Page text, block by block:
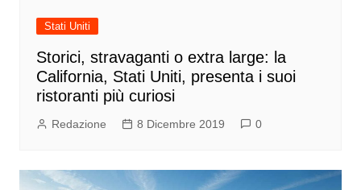
Stati Uniti
Storici, stravaganti o extra large: la
California, Stati Uniti, presenta i suoi
ristoranti più curiosi
Redazione 8 Dicembre 2019 0